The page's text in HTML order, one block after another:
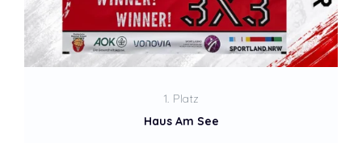
Shot Guns
2. Platz